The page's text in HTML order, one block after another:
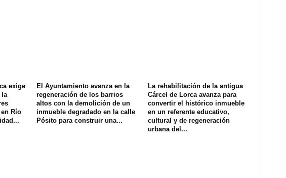
exige
la
Río
El Ayuntamiento avanza en la
regeneración de los barrios
altos con la demolición de un
inmueble degradado en la calle
Pósito para construir una...
La rehabilitación de la antigua
Cárcel de Lorca avanza para
convertir el histórico inmueble
en un referente educativo,
cultural y de regeneración
urbana del...